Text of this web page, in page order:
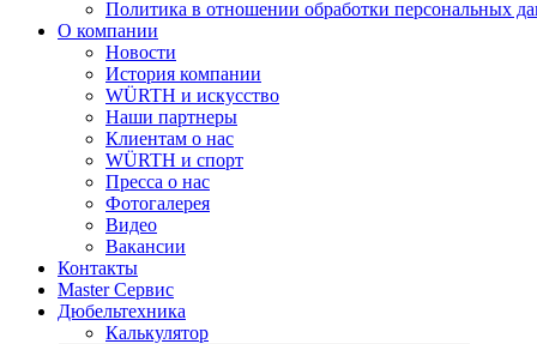
Политика в отношении обработки персональных
О компании
Новости
История компании
WÜRTH и искусство
Наши партнеры
Клиентам о нас
WÜRTH и спорт
Пресса о нас
Фотогалерея
Видео
Вакансии
Контакты
Master Сервис
Дюбельтехника
Калькулятор